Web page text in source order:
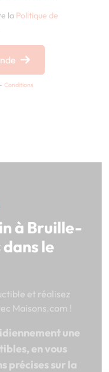
la Politique de
- Conditions
à Bruille-
le
et réalisez
Maisons.com !
une
en vous
précises sur la